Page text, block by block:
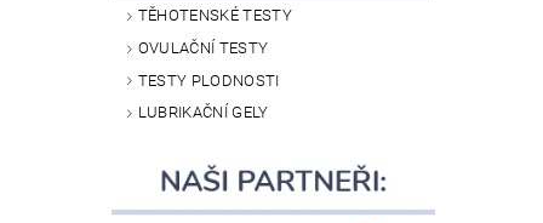
TĚHOTENSKÉ TESTY
OVULAČNÍ TESTY
TESTY PLODNOSTI
LUBRIKAČNÍ GELY